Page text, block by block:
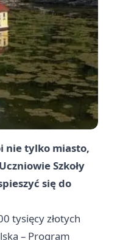
nie tylko miasto,
Szkoły
się do
tysięcy złotych
– Program